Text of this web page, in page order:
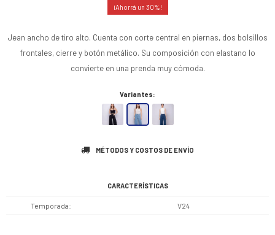
30
Jean ancho de tiro alto. Cuenta con corte central en piernas, dos bolsillos
frontales, cierre y botón metálico. Su composición con elastano lo
convierte en una prenda muy cómoda.
Variantes:
MÉTODOS Y COSTOS DE ENVÍO
CARACTERÍSTICAS
Temporada V24